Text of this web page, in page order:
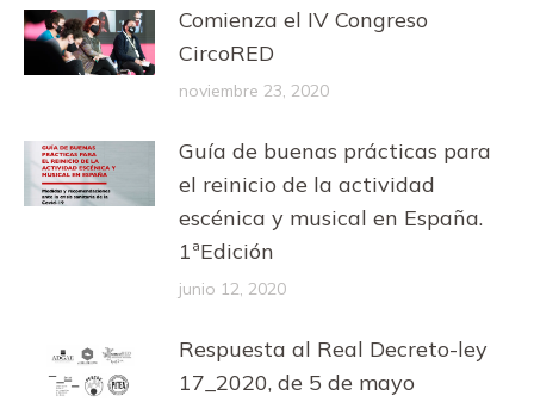
Comienza el IV Congreso
CircoRED
noviembre 23, 2020
Guía de buenas prácticas para
el reinicio de la actividad
escénica y musical en España.
1ªEdición
junio 12, 2020
Respuesta al Real Decreto-ley
17_2020, de 5 de mayo